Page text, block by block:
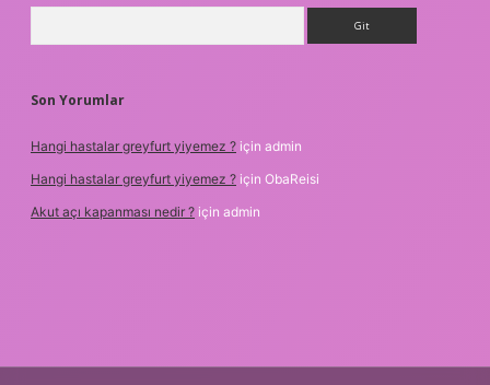
Son Yorumlar
Hangi hastalar greyfurt yiyemez ? için admin
Hangi hastalar greyfurt yiyemez ? için ObaReisi
Akut açı kapanması nedir ? için admin